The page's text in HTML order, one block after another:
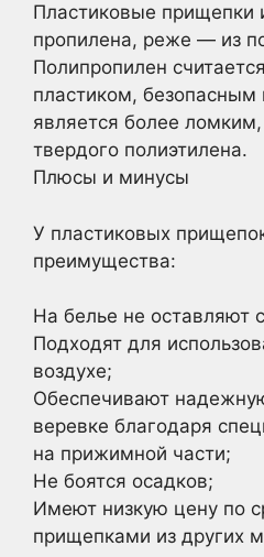
Пластиковые прищепки
пропилена, реже — из
Полипропилен
пластиком, безопасным
является более ломким,
твердого полиэтилена.
Плюсы и минусы
У пластиковых
преимущества:
На белье не оставляют
Подходят для
воздухе;
Обеспечивают
веревке благодаря
на прижимной части;
Не боятся осадков;
Имеют низкую цену по
прищепками из других